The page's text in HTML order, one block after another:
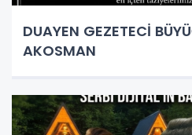
DUAYEN GEZETECİ
AKOSMAN